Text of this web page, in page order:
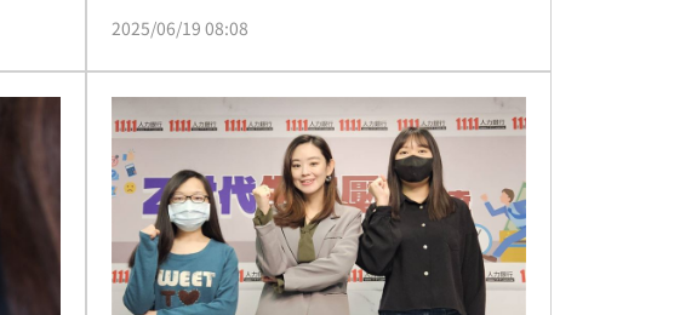
部
凶，造成國內旅遊氣氛低迷，認為只要把缺工問
基層外籍移工，協助產業脫離缺工的惡性循環。
2025/06/19 08:08